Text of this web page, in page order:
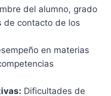
del alumno, grado
de contacto de los
en materias
Dificultades de